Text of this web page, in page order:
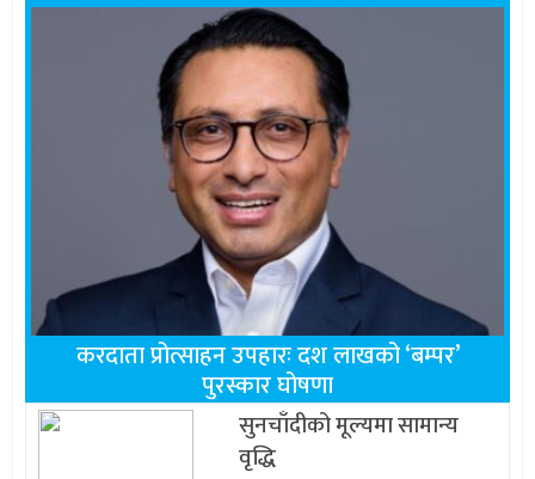
करदाता प्रोत्साहन उपहारः दश लाखको ‘बम्पर’
पुरस्कार घोषणा
सुनचाँदीको मूल्यमा सामान्य
वृद्धि